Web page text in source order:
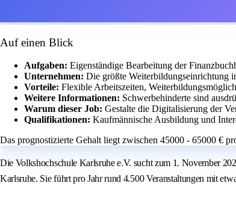
Auf einen Blick
Aufgaben: Eigenständige Bearbeitung der
Unternehmen: Die größte Weiterbildungseinrichtung
Vorteile: Flexible Arbeitszeiten,
Weitere Informationen: Schwerbehinderte sind
Warum dieser Job: Gestalte die Digitalisierung der
Qualifikationen: Kaufmännische Ausbildung und
Das prognostizierte Gehalt liegt zwischen 45000 - 65000 €
Die Volkshochschule Karlsruhe e.V. sucht zum 1. November
Karlsruhe. Sie führt pro Jahr rund 4.500 Veranstaltungen mit